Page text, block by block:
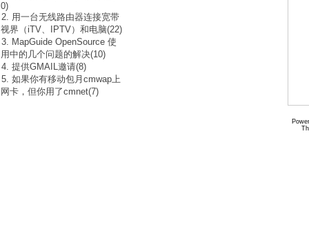
0)
2. 用一台无线路由器连接宽带
视界（iTV、IPTV）和电脑(22)
3. MapGuide OpenSource 使
用中的几个问题的解决(10)
4. 提供GMAIL邀请(8)
5. 如果你有移动包月cmwap上
网卡，但你用了cmnet(7)